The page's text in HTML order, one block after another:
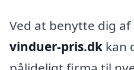
Ved at benytte dig
vinduer-pris.dk kan